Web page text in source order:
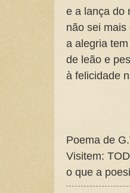
e a lança do
não sei mais
a alegria
de leão e
à felicidade
Poema de
Visitem:
o que a